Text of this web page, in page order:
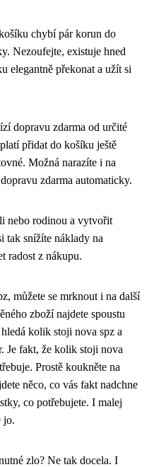
chybí pár korun do
Nezoufejte, existuje hned
elegantně překonat a užít si
dopravu zdarma od určité
přidat do košíku ještě
Možná narazíte i na
zdarma automaticky.
nebo rodinou a vytvořit
tak snížíte náklady na
radost z nákupu.
můžete se mrknout i na další
zboží najdete spoustu
kolik stoji nova spz a
Je fakt, že kolik stoji nova
Prostě koukněte na
něco, co vás fakt nadchne
co potřebujete. I malej
jo.
zlo? Ne tak docela. I